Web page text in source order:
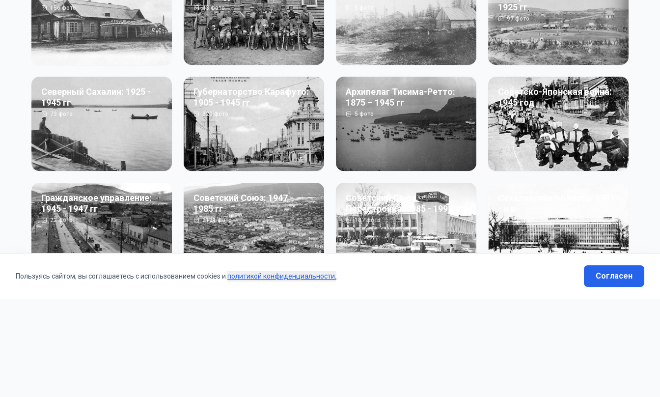
156фото 43фото
1925 гг
97фото
Северный Сахалин: 1925 -
1945 гг
73 фото
Губернаторство Карафуто:
1905 - 1945 гг
820фото
Архипелаг Тисима-Ретто:
1875 – 1945 гг
5фото
Советско-Японская война:
1945 год
50фото
Гражданское управление:
1945 - 1947 гг
22фото
Советский Союз: 1947 -
1985 гг
2121фото
Советский Союз.
Перестройка: 1985 - 1991 гг
187фото 13фото
Пользуясь сайтом, вы соглашаетесь с использованием cookies и политикой конфиденциальности. Согласен